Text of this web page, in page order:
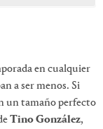
en cualquier
a ser menos. Si
un tamaño perfecto
Tino González,